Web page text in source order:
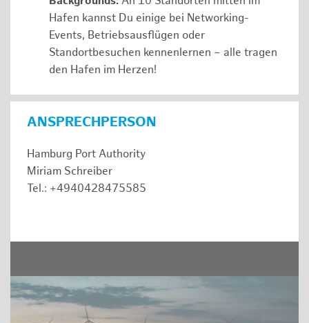
Hafen kannst Du einige bei Networking-
Events, Betriebsausflügen oder
Standortbesuchen kennenlernen – alle tragen
den Hafen im Herzen!
ANSPRECHPERSON
Hamburg Port Authority
Miriam Schreiber
Tel.: +4940428475585